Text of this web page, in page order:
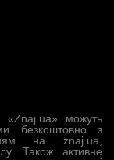
«Znaj.ua» можуть
безкоштовно з
на znaj.ua,
Також активне